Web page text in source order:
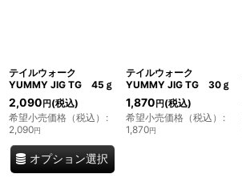
テイルウォーク
YUMMY JIG TG 45ｇ
2,090 円 (税込)
希望小売価格（税込） :
2,090円
オプション選択
テイルウォーク
YUMMY JIG TG 30ｇ
1,870 円(税込)
希望小売価格（税込） :
1,870円